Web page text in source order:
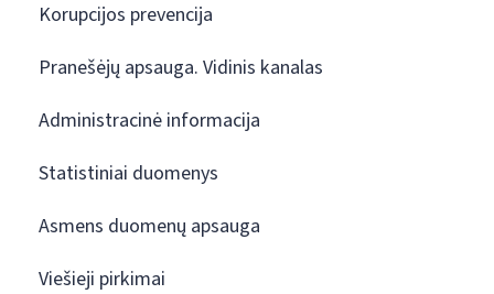
Korupcijos prevencija
Pranešėjų apsauga. Vidinis kanalas
Administracinė informacija
Statistiniai duomenys
Asmens duomenų apsauga
Viešieji pirkimai